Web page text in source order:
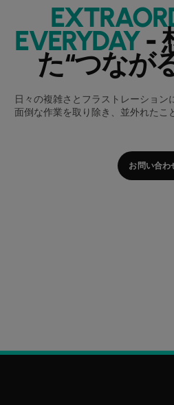
EVERYDAY-
た“つなが
日々の複雑さとフラストレーション
面倒な作業を取り除き、並外れたこ
お問い合わ